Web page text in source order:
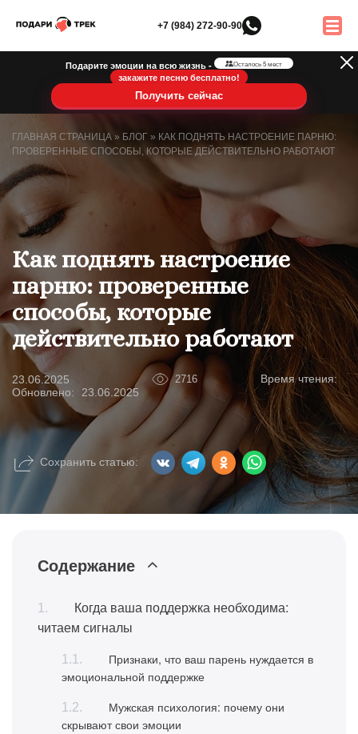
+7 (984) 272-90-90
Подарите эмоции на всю жизнь - Осталось 5 мест
закажите песню бесплатно!
Получить сейчас
ГЛАВНАЯ СТРАНИЦА » БЛОГ » КАК ПОДНЯТЬ НАСТРОЕНИЕ ПАРНЮ:
ПРОВЕРЕННЫЕ СПОСОБЫ, КОТОРЫЕ ДЕЙСТВИТЕЛЬНО РАБОТАЮТ
Как поднять настроение
парню: проверенные
способы, которые
действительно работают
23.06.2025 2716
Время чтения:
Обновлено:
23.06.2025
Сохранить статью:
Содержание
Когда ваша поддержка необходима:
читаем сигналы
Признаки, что ваш парень нуждается в
эмоциональной поддержке
Мужская психология: почему они
скрывают свои эмоции